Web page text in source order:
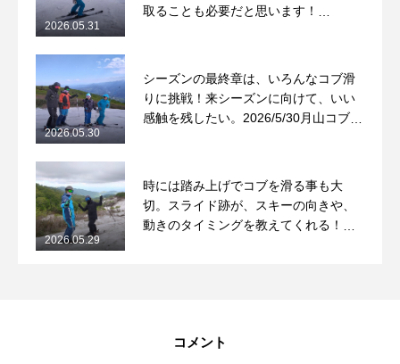
取ることも必要だと思います！
2026.05.31
シーズンの最終章は、いろんなコブ滑
りに挑戦！来シーズンに向けて、いい
感触を残したい。2026/5/30月山コブレ
2026.05.30
時には踏み上げでコブを滑る事も大
切。スライド跡が、スキーの向きや、
動きのタイミングを教えてくれる！
2026.05.29
コメント